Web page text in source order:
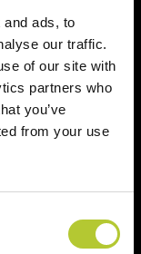
ads, to
our traffic.
of our site with
partners who
you’ve
from your use